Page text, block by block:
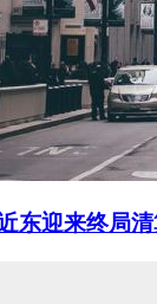
东迎来终局